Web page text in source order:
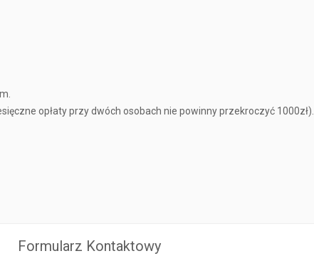
opłaty przy dwóch osobach nie powinny przekroczyć 1000zł).
Formularz Kontaktowy